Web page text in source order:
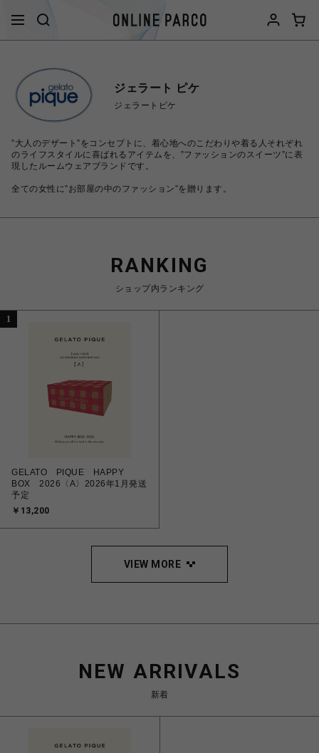
ジェラート ピケ
ジェラートピケ
”大人のデザート”をコンセプトに、着心地へのこだわりや着る人それぞれ
のライフスタイルに喜ばれるアイテムを、”ファッションのスイーツ”に表
現したルームウェアブランドです。
全ての女性に”お部屋の中のファッション”を贈ります。
RANKING
ショップ内ランキング
1
GELATO PIQUE HAPPY
BOX 2026〈A〉2026年1月発送
予定
￥13,200
VIEW MORE
NEW ARRIVALS
新着